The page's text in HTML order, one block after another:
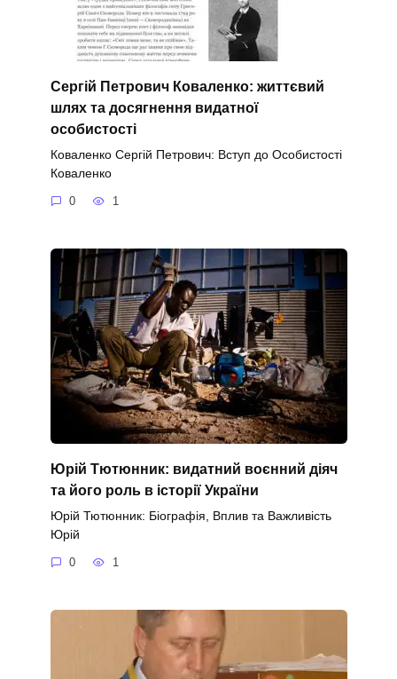
Сергій Петрович Коваленко: життєвий
шлях та досягнення видатної
особистості
Коваленко Сергій Петрович: Вступ до Особистості
Коваленко
0 1
Юрій Тютюнник: видатний воєнний діяч
та його роль в історії України
Юрій Тютюнник: Біографія, Вплив та Важливість
Юрій
0 1